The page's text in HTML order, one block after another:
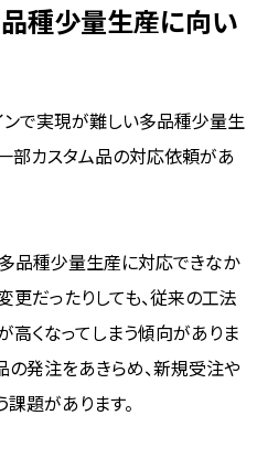
種少量生産に向い
で実現が難しい多品種少量生
部カスタム品の対応依頼があ
品種少量生産に対応できなか
更だったりしても、従来の工法
高くなってしまう傾向がありま
の発注をあきらめ、新規受注や
題があります。